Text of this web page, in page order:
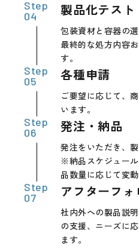
製品化テスト
包装資材と容器の
最終的な処方内容
す。
各種申請
ご要望に応じて、
います。
発注・納品
発注をいただき、
※納品スケジュー
品数量に応じて変動
アフターフォ
社内外への製品説
の支援、ニーズに
ます。